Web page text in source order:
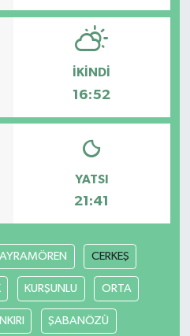
İKINDI
16:52
YATSI
21:41
CERKEŞ
KURŞUNLU ORTA
ŞABANÖZÜ